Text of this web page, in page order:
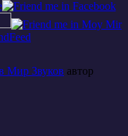
Звуков автор